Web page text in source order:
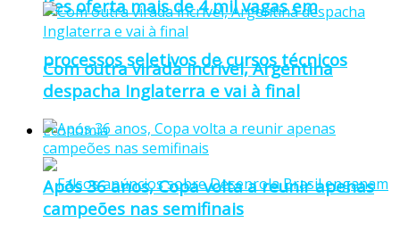
Ifes oferta mais de 4 mil vagas em
processos seletivos de cursos técnicos
Economia
Com outra virada incrível, Argentina
despacha Inglaterra e vai à final
Após 36 anos, Copa volta a reunir apenas
campeões nas semifinais